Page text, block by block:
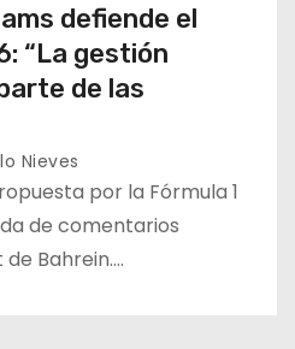
defiende el
“La gestión
de las
Nieves
por la Fórmula 1
de comentarios
Bahrein.…